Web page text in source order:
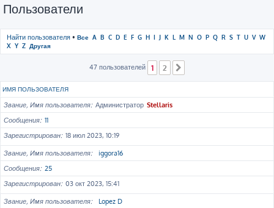
Пользователи
Найти пользователя • Все A B C D E F G H I J K L M N O P Q R S T U V W
X Y Z Другая
47 пользователей 1 2
ИМЯ ПОЛЬЗОВАТЕЛЯ
Звание, Имя пользователя Администратор Stellaris
Сообщения 11
Зарегистрирован 18 июл 2023, 10:19
Звание, Имя пользователя
iggora16
Сообщения 25
Зарегистрирован 03 окт 2023, 15:41
Звание, Имя пользователя
Lopez D